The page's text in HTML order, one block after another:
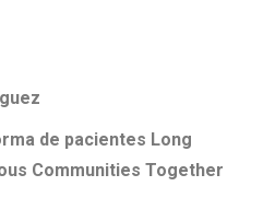
de pacientes Long
Communities Together